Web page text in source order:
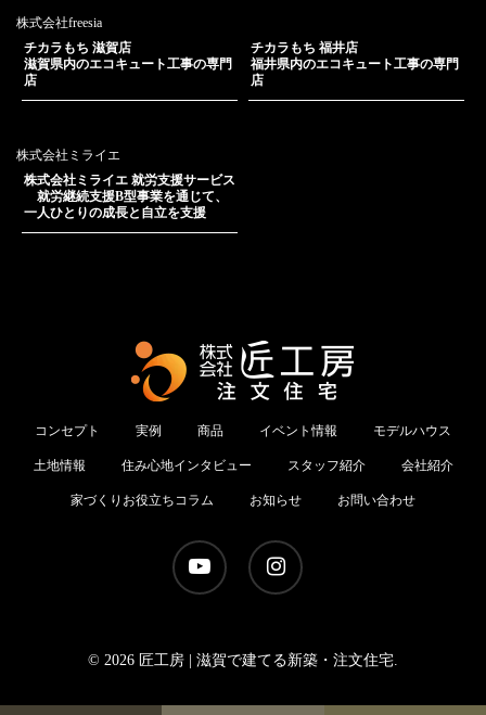
株式会社freesia
チカラもち 滋賀店
滋賀県内のエコキュート工事の専門
店
チカラもち 福井店
福井県内のエコキュート工事の専門
店
株式会社ミライエ
株式会社ミライエ 就労支援サービス
就労継続支援B型事業を通じて、
一人ひとりの成長と自立を支援
コンセプト 実例 商品 イベント情報 モデルハウス
土地情報 住み心地インタビュー スタッフ紹介 会社紹介
家づくりお役立ちコラム お知らせ お問い合わせ
youtube instagram
© 2026 匠工房 | 滋賀で建てる新築・注文住宅.